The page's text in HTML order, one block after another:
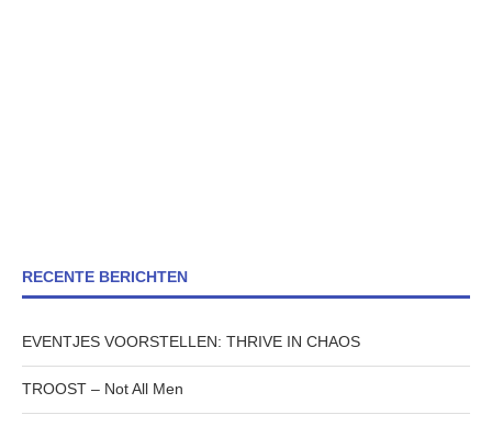
RECENTE BERICHTEN
EVENTJES VOORSTELLEN: THRIVE IN CHAOS
TROOST – Not All Men